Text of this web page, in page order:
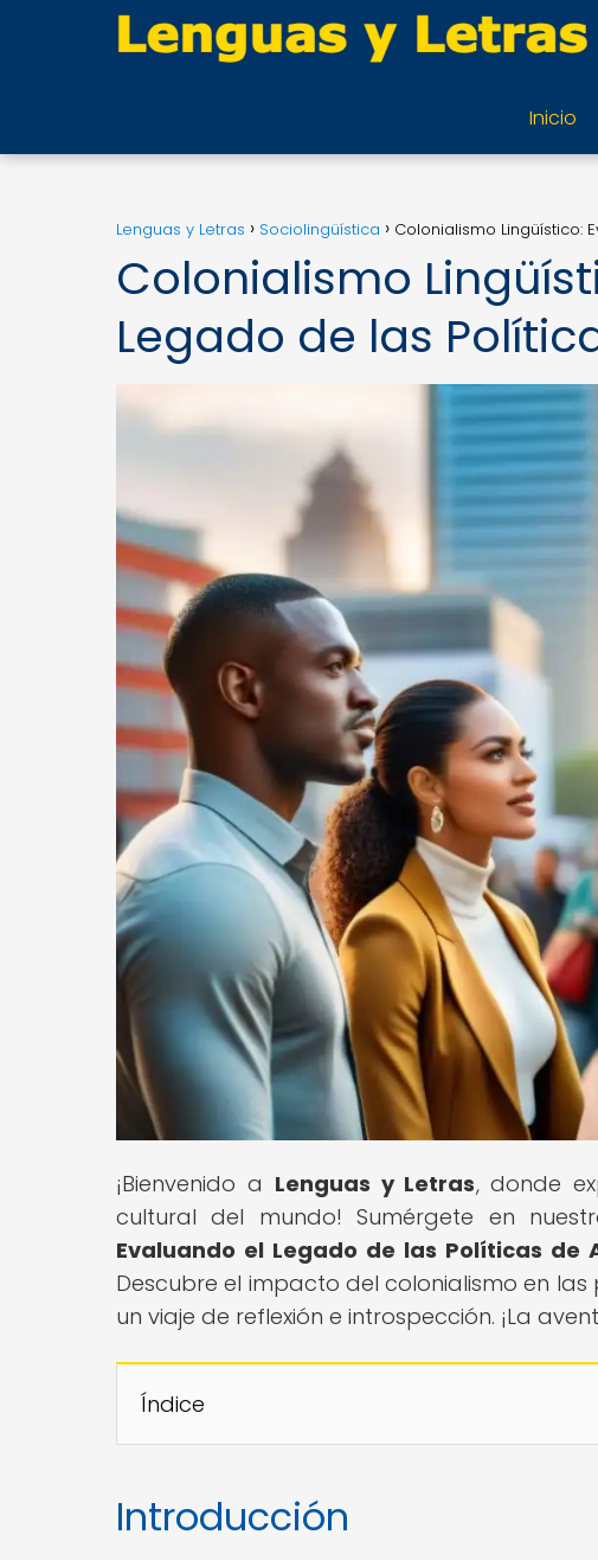
Inicio
Lenguas y Letras Sociolingüística Colonialismo Lingüístico:
Colonialismo
Legado de las
¡Bienvenido a Lenguas y Letras, donde
cultural del mundo! Sumérgete en
Evaluando el Legado de las Políticas de
Descubre el impacto del colonialismo en
un viaje de reflexión e introspección. ¡La
Índice
Introducción